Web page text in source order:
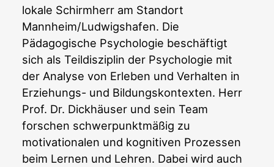
lokale Schirmherr am Standort
Mannheim/Ludwigshafen. Die
Pädagogische Psychologie beschäftigt
sich als Teildisziplin der Psychologie mit
der Analyse von Erleben und Verhalten in
Erziehungs- und Bildungskontexten. Herr
Prof. Dr. Dickhäuser und sein Team
forschen schwerpunktmäßig zu
motivationalen und kognitiven Prozessen
beim Lernen und Lehren. Dabei wird auch